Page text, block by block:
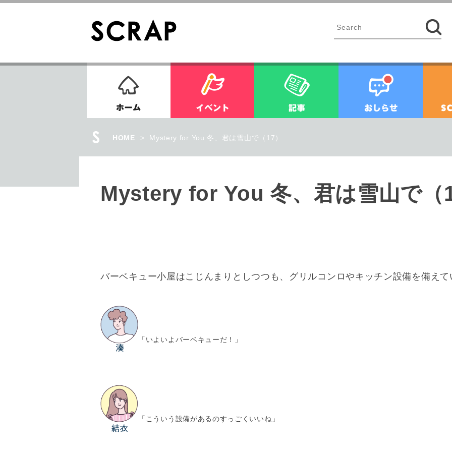
ホーム イベント 記事 お知らせ
HOME > Mystery for You 冬、君は雪山で（17）
Mystery for You 冬、君は雪山で（
バーベキュー小屋はこじんまりとしつつも、グリルコンロやキッチン設備を備えて
「いよいよバーベキューだ！」
「こういう設備があるのすっごくいいね」